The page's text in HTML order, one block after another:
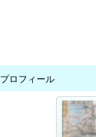
プロフィール